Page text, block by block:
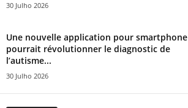
30 Julho 2026
Une nouvelle application pour smartphone
pourrait révolutionner le diagnostic de
l’autisme...
30 Julho 2026